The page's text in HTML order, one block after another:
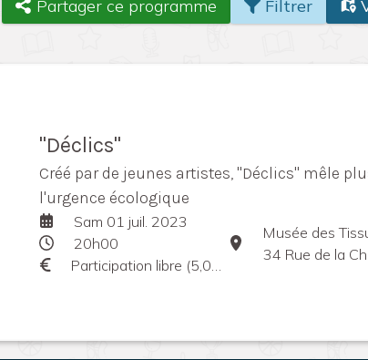
Partager ce programme Filtrer
"Déclics"
Créé par de jeunes artistes, "Déclics" mêle
l'urgence écologique
Sam 01 juil. 2023
20h00
Musée des
34 Rue de la